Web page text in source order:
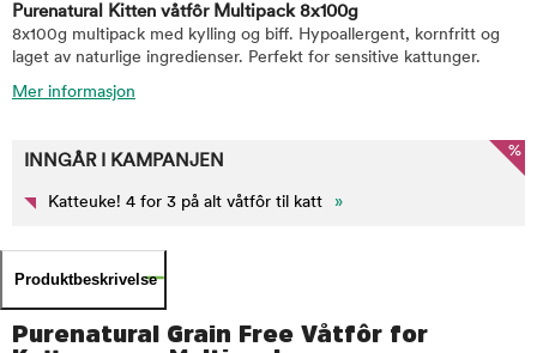
Purenatural Kitten våtfôr Multipack 8x100g
8x100g multipack med kylling og biff. Hypoallergent, kornfritt og
laget av naturlige ingredienser. Perfekt for sensitive kattunger.
Mer informasjon
%
INNGÅR I KAMPANJEN
Katteuke! 4 for 3 på alt våtfôr til katt »
Produktbeskrivelse
Purenatural Grain Free Våtfôr for